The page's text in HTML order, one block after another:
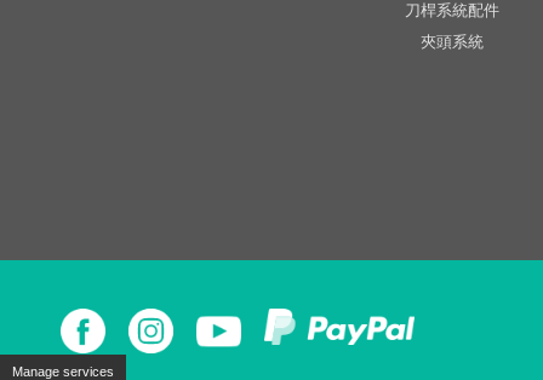
刀桿系統配件
夾頭系統
Manage services